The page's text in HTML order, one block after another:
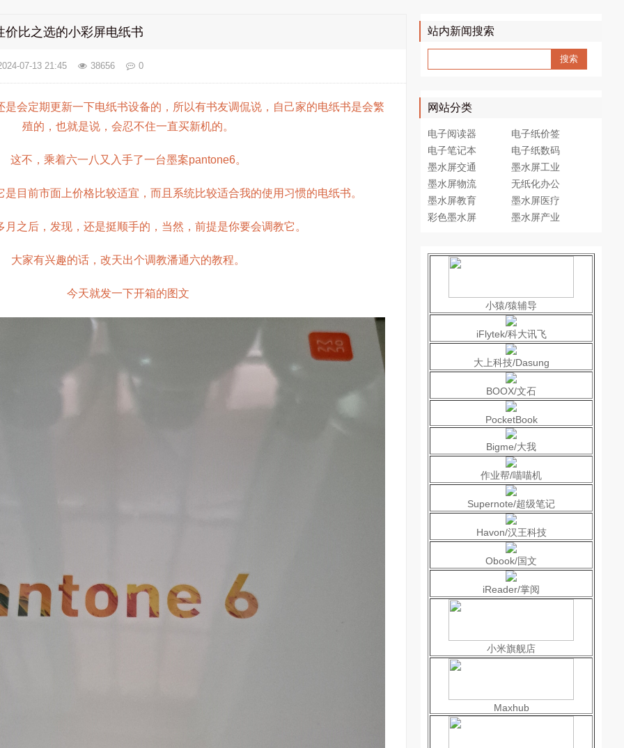
比之选的小彩屏电纸书
07-13 21:45 38656 0
是会定期更新一下电纸书设备的，所以有书友调侃说，自己家的电纸书是会繁
殖的，也就是说，会忍不住一直买新机的。
这不，乘着六一八又入手了一台墨案pantone6。
目前市面上价格比较适宜，而且系统比较适合我的使用习惯的电纸书。
月之后，发现，还是挺顺手的，当然，前提是你要会调教它。
大家有兴趣的话，改天出个调教潘通六的教程。
今天就发一下开箱的图文
站内新闻搜索
网站分类
电子阅读器
电子纸价签
电子笔记本
电子纸数码
墨水屏交通
墨水屏工业
墨水屏物流
无纸化办公
墨水屏教育
墨水屏医疗
彩色墨水屏
墨水屏产业
小猿/猿辅导
iFlytek/科大讯飞
大上科技/Dasung
BOOX/文石
PocketBook
Bigme/大我
作业帮/喵喵机
Supernote/超级笔记
Havon/汉王科技
Obook/国文
iReader/掌阅
小米旗舰店
Maxhub